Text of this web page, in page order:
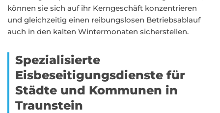
können sie sich auf ihr Kerngeschäft konzentrieren
und gleichzeitig einen reibungslosen Betriebsablauf
auch in den kalten Wintermonaten sicherstellen.
Spezialisierte
Eisbeseitigungsdienste für
Städte und Kommunen in
Traunstein